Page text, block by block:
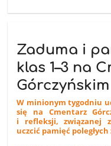
Zaduma i
klas 1–3 na
Górczyńskim
W minionym tygodniu
się na Cmentarz
i refleksji, związanej
uczcić pamięć poległych